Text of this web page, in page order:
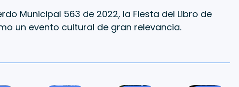
Municipal 563 de 2022, la Fiesta del Libro de
un evento cultural de gran relevancia.